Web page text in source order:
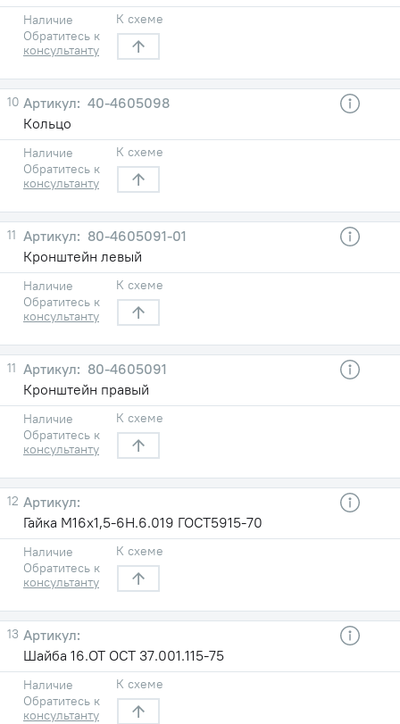
Наличие
Обратитесь к
консультанту
К схеме
10
40-4605098
Кольцо
Наличие
Обратитесь к
консультанту
К схеме
11
80-4605091-01
Кронштейн левый
Наличие
Обратитесь к
консультанту
К схеме
11
80-4605091
Кронштейн правый
Наличие
Обратитесь к
консультанту
К схеме
12
Гайка М16х1,5-6Н.6.019 ГОСТ5915-70
Наличие
Обратитесь к
консультанту
К схеме
13
Шайба 16.ОТ ОСТ 37.001.115-75
Наличие
Обратитесь к
консультанту
К схеме